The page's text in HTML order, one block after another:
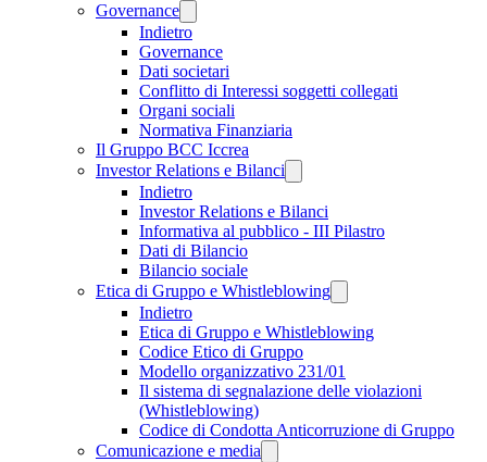
Governance
Indietro
Governance
Dati societari
Conflitto di Interessi soggetti collegati
Organi sociali
Normativa Finanziaria
Il Gruppo BCC Iccrea
Investor Relations e Bilanci
Indietro
Investor Relations e Bilanci
Informativa al pubblico - III Pilastro
Dati di Bilancio
Bilancio sociale
Etica di Gruppo e Whistleblowing
Indietro
Etica di Gruppo e Whistleblowing
Codice Etico di Gruppo
Modello organizzativo 231/01
Il sistema di segnalazione delle violazioni
(Whistleblowing)
Codice di Condotta Anticorruzione di Gruppo
Comunicazione e media